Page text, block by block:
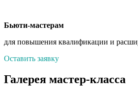
Бьюти-мастерам
для повышения квалификации и
Оставить заявку
Галерея мастер-класса